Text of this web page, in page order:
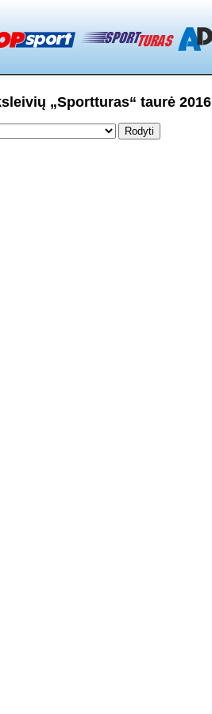
„Sportturas“ taurė 2016